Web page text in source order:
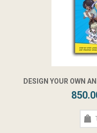
DESIGN YOUR OWN